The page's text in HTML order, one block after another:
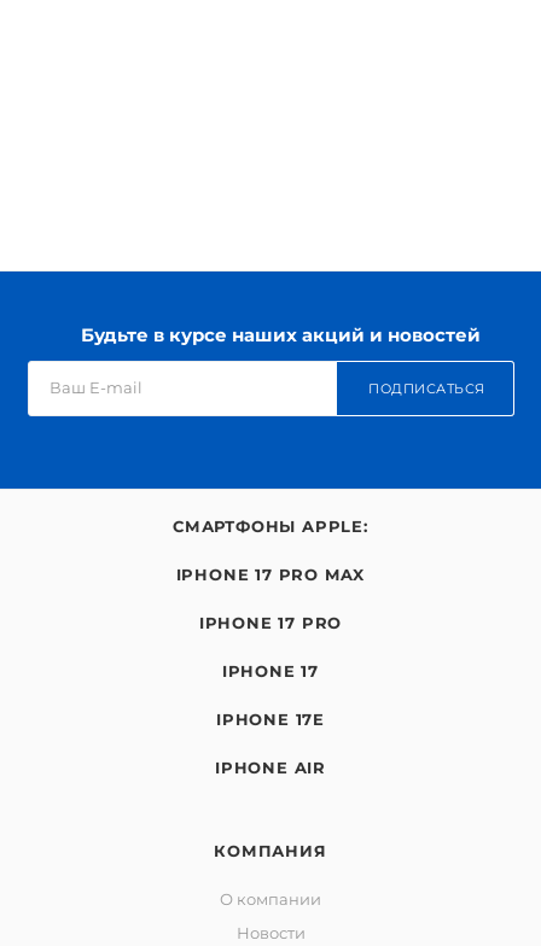
Будьте в курсе наших акций и новостей
ПОДПИСАТЬСЯ
СМАРТФОНЫ APPLE:
IPHONE 17 PRO MAX
IPHONE 17 PRO
IPHONE 17
IPHONE 17E
IPHONE AIR
КОМПАНИЯ
О компании
Новости